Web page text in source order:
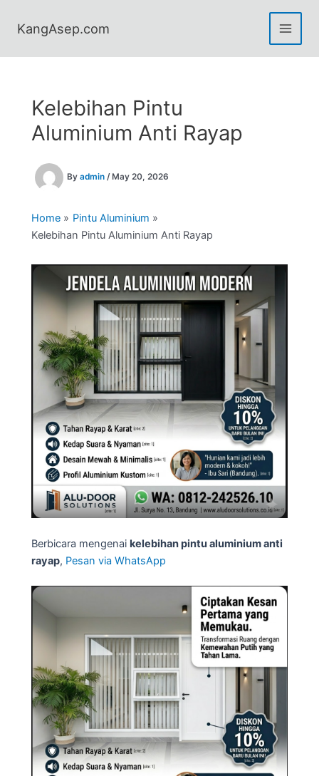
KangAsep.com
Kelebihan Pintu
Aluminium Anti Rayap
By admin / May 20, 2026
Home
Pintu Aluminium
Kelebihan Pintu Aluminium Anti Rayap
Berbicara mengenai kelebihan pintu aluminium anti
rayap, Pesan via WhatsApp